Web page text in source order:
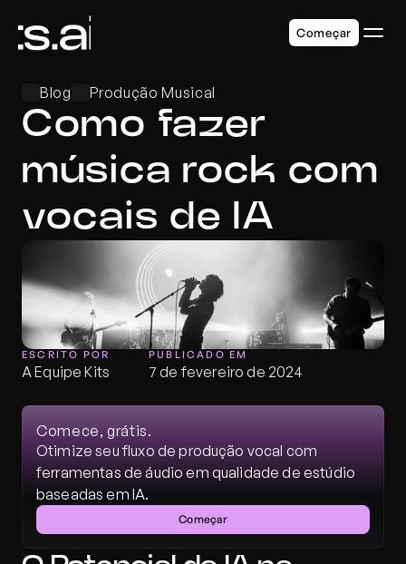
Blog Produção Musical
Como fazer
música rock com
vocais de IA
ESCRITO POR
A Equipe Kits
PUBLICADO EM
7 de fevereiro de 2024
Comece, grátis.
Otimize seu fluxo de produção vocal com
ferramentas de áudio em qualidade de estúdio
baseadas em IA.
Começar
Começar